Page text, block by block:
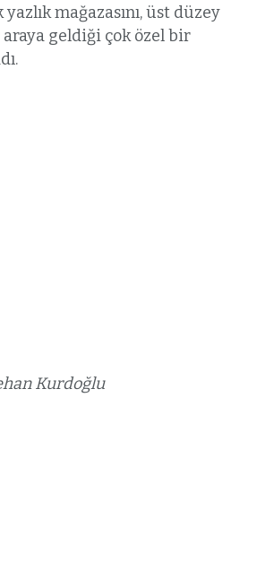
mağazasını, üst düzey
geldiği çok özel bir
Kurdoğlu